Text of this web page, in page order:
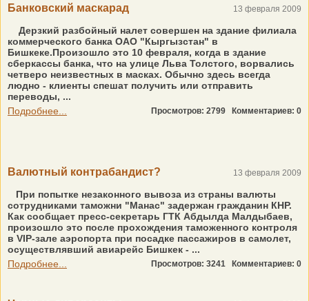
Банковский маскарад 13 февраля 2009
Дерзкий разбойный налет совершен на здание филиала
коммерческого банка ОАО "Кыргызстан" в
Бишкеке.Произошло это 10 февраля, когда в здание
сберкассы банка, что на улице Льва Толстого, ворвались
четверо неизвестных в масках. Обычно здесь всегда
людно - клиенты спешат получить или отправить
переводы, ...
Подробнее...
Просмотров: 2799 Комментариев: 0
Валютный контрабандист? 13 февраля 2009
При попытке незаконного вывоза из страны валюты
сотрудниками таможни "Манас" задержан гражданин КНР.
Как сообщает пресс-секретарь ГТК Абдылда Малдыбаев,
произошло это после прохождения таможенного контроля
в VIP-зале аэропорта при посадке пассажиров в самолет,
осуществлявший авиарейс Бишкек - ...
Подробнее...
Просмотров: 3241 Комментариев: 0